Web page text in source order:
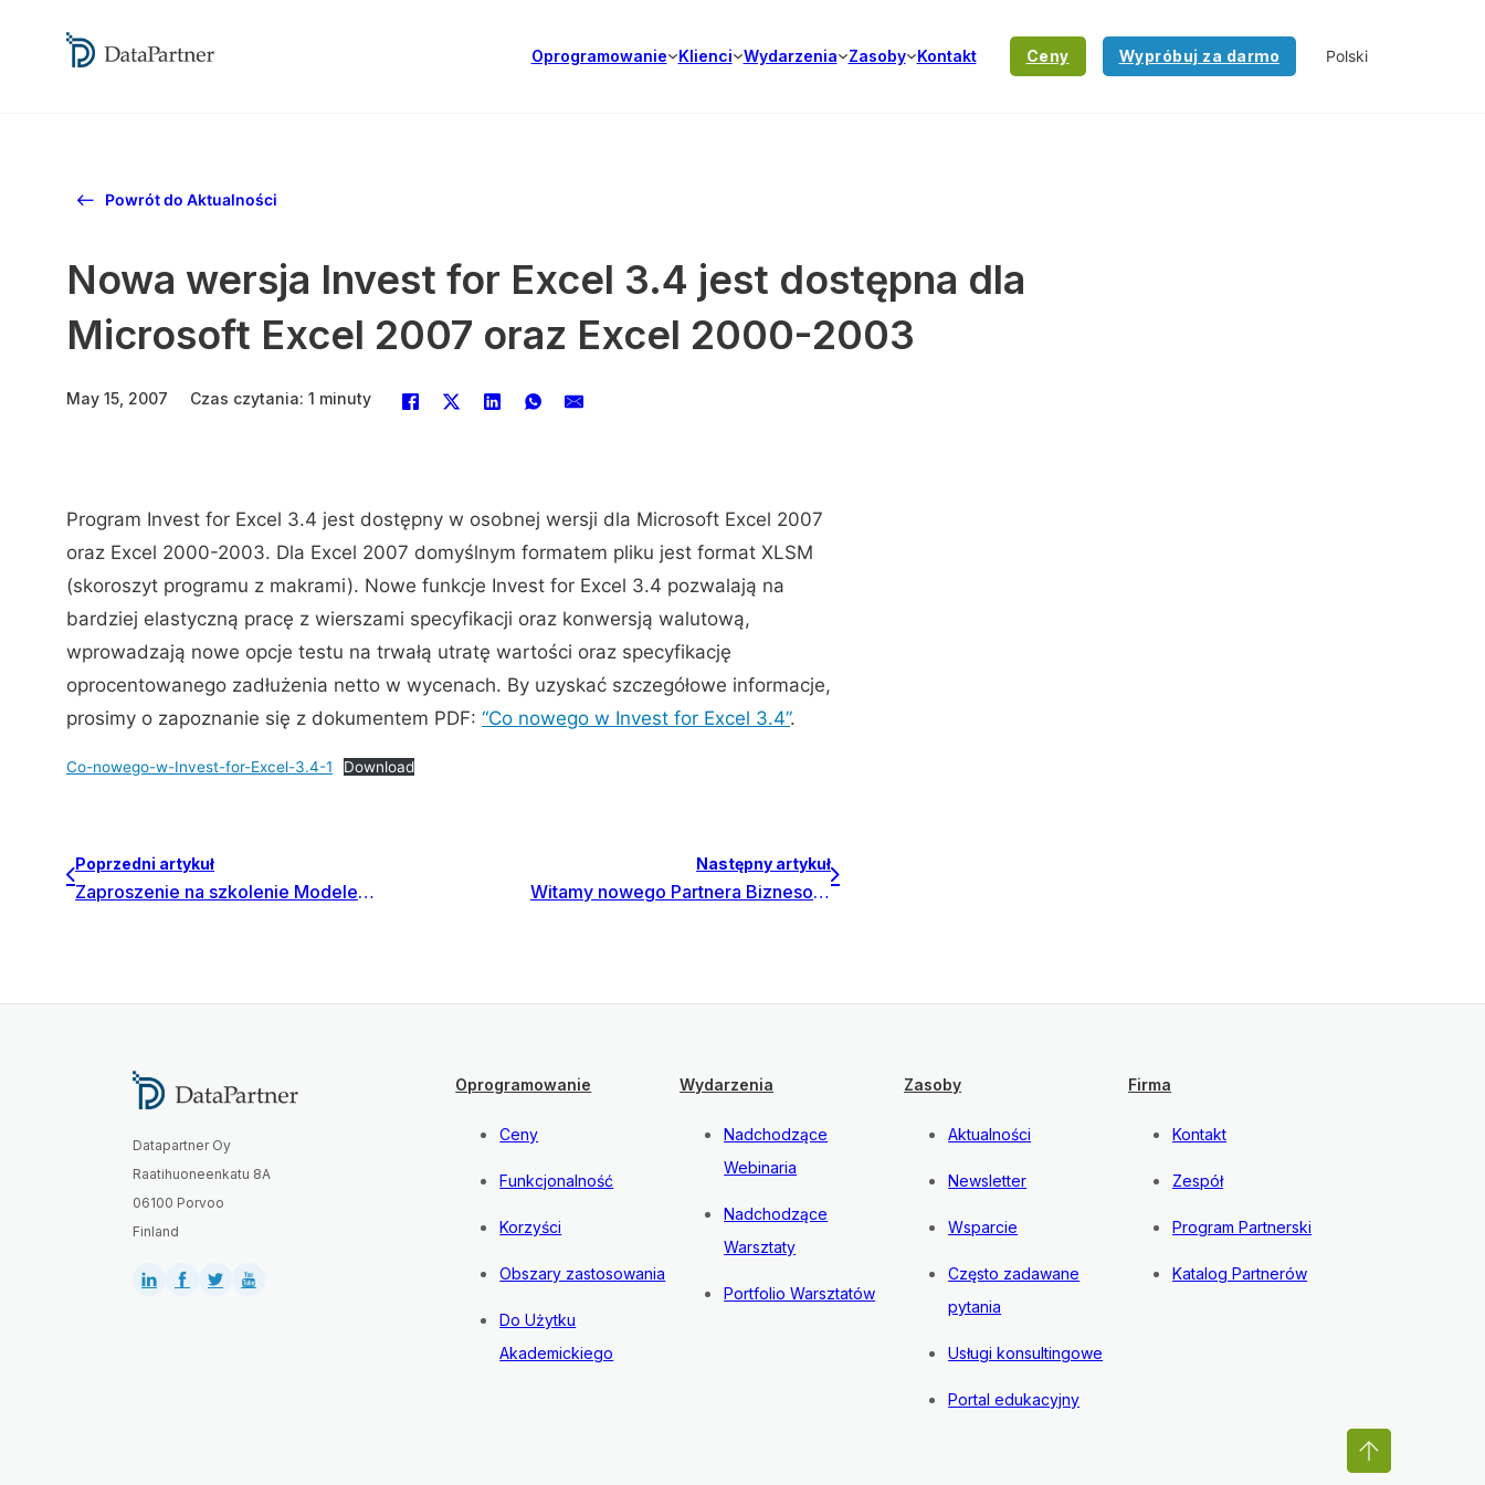
Oprogramowanie Klienci Wydarzenia Zasoby Kontakt Ceny Wypróbuj za darmo
Powrót do Aktualności
Nowa wersja Invest for Excel 3.4 jest dostępna dla
Microsoft Excel 2007 oraz Excel 2000-2003
May 15, 2007 Czas czytania: 1 minuty
Program Invest for Excel 3.4 jest dostępny w osobnej wersji dla Microsoft Excel 2007
oraz Excel 2000-2003. Dla Excel 2007 domyślnym formatem pliku jest format XLSM
(skoroszyt programu z makrami). Nowe funkcje Invest for Excel 3.4 pozwalają na
bardziej elastyczną pracę z wierszami specyfikacji oraz konwersją walutową,
wprowadzają nowe opcje testu na trwałą utratę wartości oraz specyfikację
oprocentowanego zadłużenia netto w wycenach. By uzyskać szczegółowe informacje,
prosimy o zapoznanie się z dokumentem PDF: “Co nowego w Invest for Excel 3.4”.
Co-nowego-w-Invest-for-Excel-3.4-1 Download
Poprzedni artykuł
Zaproszenie na szkolenie Modele inwestycyjne z Invest for Excel
Następny artykuł
Witamy nowego Partnera Biznesowego w Polsce – firmę VSystem z Sosnowca
Datapartner Oy
Raatihuoneenkatu 8A
06100 Porvoo
Finland
Oprogramowanie
Ceny
Funkcjonalność
Korzyści
Obszary zastosowania
Do Użytku
Akademickiego
Wydarzenia
Nadchodzące
Webinaria
Nadchodzące
Warsztaty
Portfolio Warsztatów
Zasoby
Aktualności
Newsletter
Wsparcie
Często zadawane
pytania
Usługi konsultingowe
Portal edukacyjny
Firma
Kontakt
Zespół
Program Partnerski
Katalog Partnerów